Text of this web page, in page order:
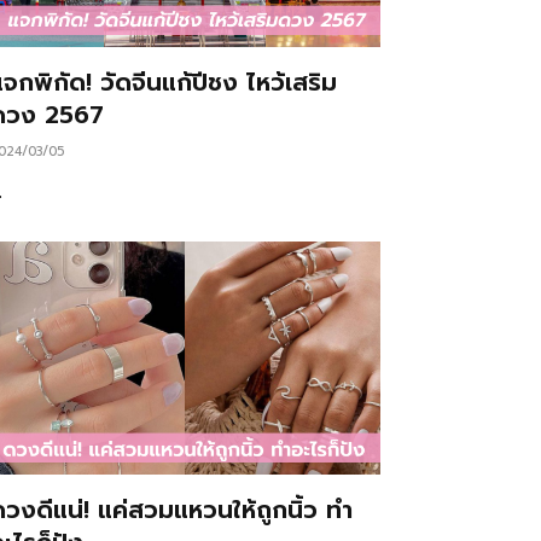
กพิกัด! วัดจีนแก้ปีชง ไหว้เสริม
ง 2567
03/05
งดีแน่! แค่สวมแหวนให้ถูกนิ้ว ทำ